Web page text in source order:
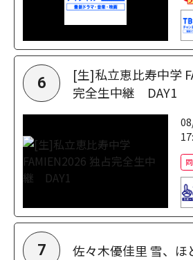
6
[生]私立恵比寿中学
完全生中継 DAY1
7 佐々木優佳里 雪、ほ